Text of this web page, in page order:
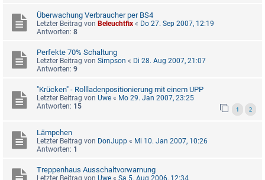
Überwachung Verbraucher per BS4
Letzter Beitrag von Beleuchtfix « Do 27. Sep 2007, 12:19
Antworten: 8
Perfekte 70% Schaltung
Letzter Beitrag von Simpson « Di 28. Aug 2007, 21:07
Antworten: 9
"Krücken" - Rollladenpositionierung mit einem UPP
Letzter Beitrag von Uwe « Mo 29. Jan 2007, 23:25
Antworten: 15 1 2
Lämpchen
Letzter Beitrag von DonJupp « Mi 10. Jan 2007, 10:26
Antworten: 1
Treppenhaus Ausschaltvorwarnung
Letzter Beitrag von Uwe « Sa 5. Aug 2006, 12:34